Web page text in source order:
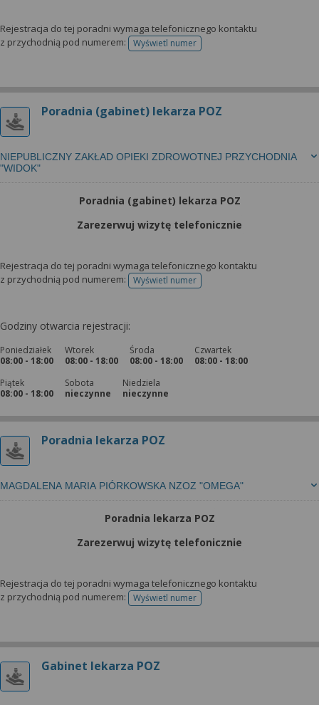
Rejestracja do tej poradni wymaga telefonicznego kontaktu
z przychodnią pod numerem:
Wyświetl numertelefonu do rejestracji
Poradnia (gabinet) lekarza POZ
NIEPUBLICZNY ZAKŁAD OPIEKI ZDROWOTNEJ PRZYCHODNIA
"WIDOK"
Poradnia (gabinet) lekarza POZ
Zarezerwuj wizytę telefonicznie
Rejestracja do tej poradni wymaga telefonicznego kontaktu
z przychodnią pod numerem:
Wyświetl numertelefonu do rejestracji
Godziny otwarcia rejestracji:
Poniedziałek
08:00 - 18:00
Wtorek
08:00 - 18:00
Środa
08:00 - 18:00
Czwartek
08:00 - 18:00
Piątek
08:00 - 18:00
Sobota
nieczynne
Niedziela
nieczynne
Poradnia lekarza POZ
MAGDALENA MARIA PIÓRKOWSKA NZOZ "OMEGA"
Poradnia lekarza POZ
Zarezerwuj wizytę telefonicznie
Rejestracja do tej poradni wymaga telefonicznego kontaktu
z przychodnią pod numerem:
Wyświetl numertelefonu do rejestracji
Gabinet lekarza POZ